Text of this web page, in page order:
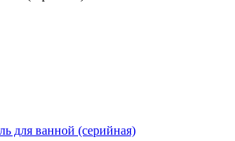
для ванной (серийная)